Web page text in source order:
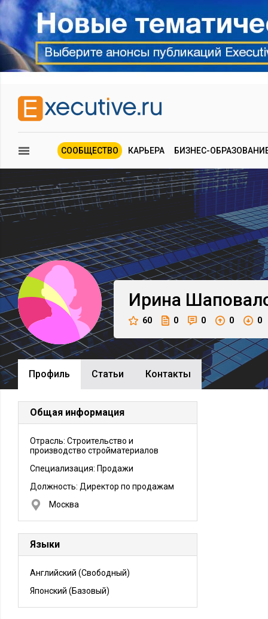
СООБЩЕСТВО КАРЬЕРА БИЗНЕС-
Ирина
60 0 0 0 0
Профиль Cтатьи Контакты
Общая информация
Отрасль: Строительство и
производство стройматериалов
Специализация: Продажи
Должность: Директор по продажам
Москва
Языки
Английский (Свободный)
Японский (Базовый)